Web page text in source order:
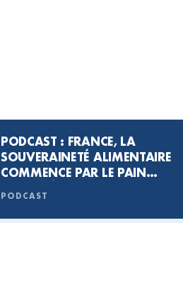
PODCAST : FRANCE, LA
SOUVERAINETÉ ALIMENTAIRE
COMMENCE PAR LE PAIN
PODCAST